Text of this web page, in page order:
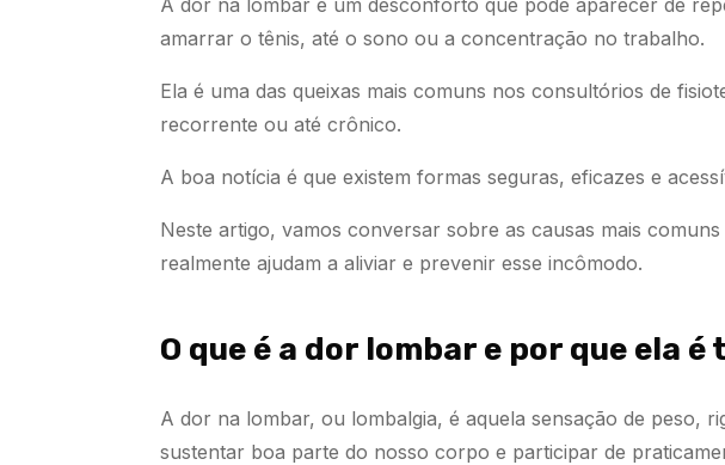
amarrar o tênis, até o sono ou a concentração no trabalho.
Ela é uma das queixas mais comuns nos consultórios de
recorrente ou até crônico.
A boa notícia é que existem formas seguras, eficazes e
Neste artigo, vamos conversar sobre as causas mais
realmente ajudam a aliviar e prevenir esse incômodo.
O que é a dor lombar e por que ela é
A dor na lombar, ou lombalgia, é aquela sensação de peso,
sustentar boa parte do nosso corpo e participar de